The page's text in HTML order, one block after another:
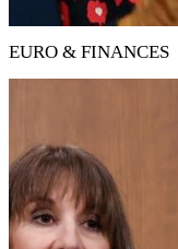
EURO & FINANCES